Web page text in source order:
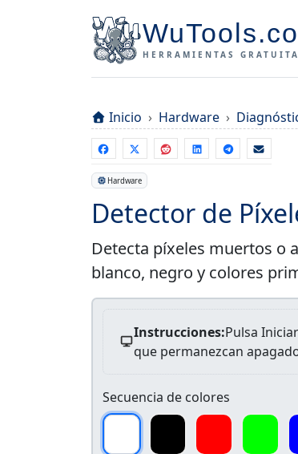
HERRAMIENTAS
Inicio Hardware
Hardware
Detector de
Detecta píxeles muertos o
blanco, negro y colores
Instrucciones:Pulsa
que permanezcan
Secuencia de colores